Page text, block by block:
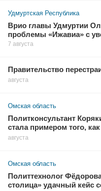
Удмуртская Республика
Врио главы Удмуртии
проблемы «Ижавиа» с
7 августа
Правительство
августа
Омская область
Политконсультант
стала примером того,
августа
Омская область
Политтехнолог
столица» удачный кейс